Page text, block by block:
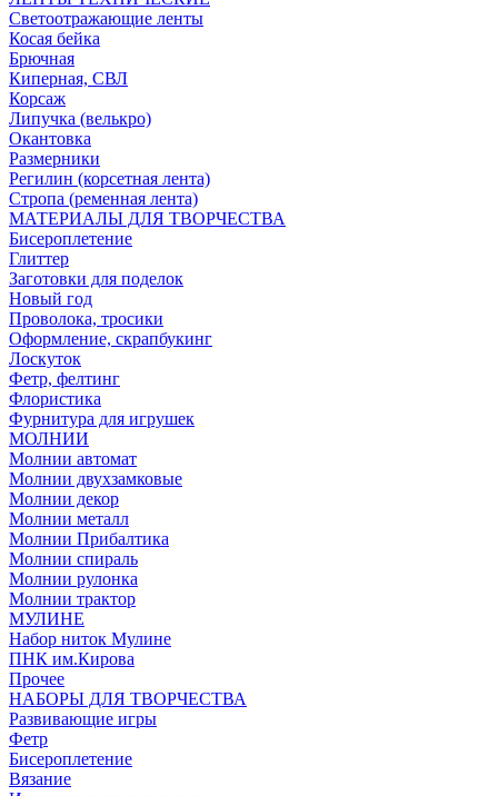
Светоотражающие ленты
Косая бейка
Брючная
Киперная, СВЛ
Корсаж
Липучка (велькро)
Окантовка
Размерники
Регилин (корсетная лента)
Стропа (ременная лента)
МАТЕРИАЛЫ ДЛЯ ТВОРЧЕСТВА
Бисероплетение
Глиттер
Заготовки для поделок
Новый год
Проволока, тросики
Оформление, скрапбукинг
Лоскуток
Фетр, фелтинг
Флористика
Фурнитура для игрушек
МОЛНИИ
Молнии автомат
Молнии двухзамковые
Молнии декор
Молнии металл
Молнии Прибалтика
Молнии спираль
Молнии рулонка
Молнии трактор
МУЛИНЕ
Набор ниток Мулине
ПНК им.Кирова
Прочее
НАБОРЫ ДЛЯ ТВОРЧЕСТВА
Развивающие игры
Фетр
Бисероплетение
Вязание